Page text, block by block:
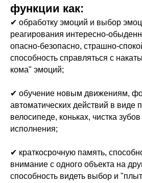
функции как:
✔ обработку эмоций и выбор
реагирования интересно-
опасно-безопасно, страшно-
способность справляться с
кома" эмоций;
✔ обучение новым движениям,
автоматических действий в виде
велосипеде, коньках, чистка
исполнения;
✔ краткосрочную память,
внимание с одного объекта на
способность видеть выбор и